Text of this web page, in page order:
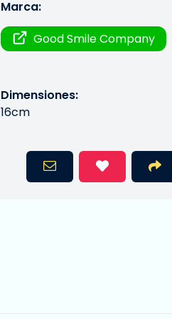
Marca:
Good Smile Company
Dimensiones:
16cm